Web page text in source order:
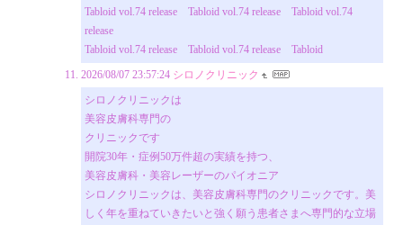
Tabloid vol.74 release⠀ Tabloid vol.74 release⠀ Tabloid vol.74
release⠀
Tabloid vol.74 release⠀ Tabloid vol.74 release⠀ Tabloid
2026/08/07 23:57:24 シロノクリニック
シロノクリニックは
美容皮膚科専門の
クリニックです
開院30年・症例50万件超の実績を持つ、
美容皮膚科・美容レーザーのパイオニア
シロノクリニックは、美容皮膚科専門のクリニックです。美
しく年を重ねていきたいと強く願う患者さまへ専門的な立場